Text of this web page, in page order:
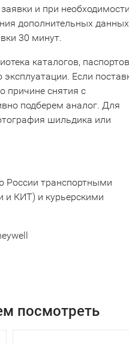
и при
дополнительных
30 минут.
каталогов, паспортов
Если
причине снятия с
подберем аналог. Для
шильдика или
России транспортными
и КИТ) и курьерскими
посмотреть